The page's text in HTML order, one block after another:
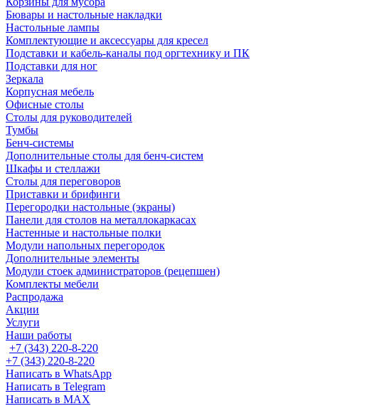
Бювары и настольные накладки
Настольные лампы
Комплектующие и аксессуары для кресел
Подставки и кабель-каналы под оргтехнику и ПК
Подставки для ног
Зеркала
Корпусная мебель
Офисные столы
Столы для руководителей
Тумбы
Бенч-системы
Дополнительные столы для бенч-систем
Шкафы и стеллажи
Столы для переговоров
Приставки и брифинги
Перегородки настольные (экраны)
Панели для столов на металлокаркасах
Настенные и настольные полки
Модули напольных перегородок
Дополнительные элементы
Модули стоек администраторов (рецепшен)
Комплекты мебели
Распродажа
Акции
Услуги
Наши работы
+7 (343) 220-8-220
+7 (343) 220-8-220
Написать в WhatsApp
Написать в Telegram
Написать в MAX